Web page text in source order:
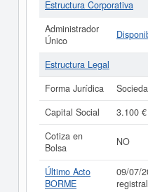
Estructura Corporativa
Administrador
Único
Estructura Legal
Forma Jurídica
Capital Social
3.100 €
Cotiza en
Bolsa
NO
Último Acto
BORME
09/07/